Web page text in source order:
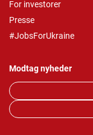
For investorer
Presse
#JobsForUkraine
Modtag nyheder